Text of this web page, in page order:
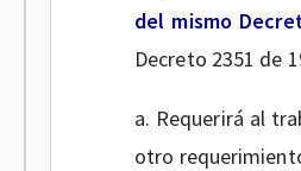
del mismo
Decreto 2351 de
a. Requerirá al
otro